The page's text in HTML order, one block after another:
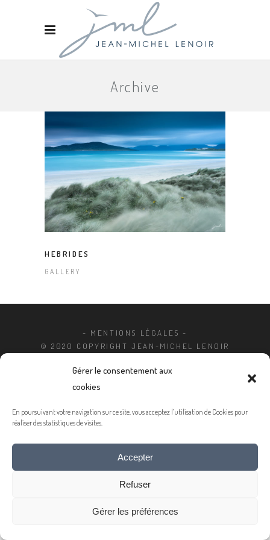
Gérer le consentement aux
cookies
En poursuivant votre navigation sur ce site, vous acceptez l’utilisation de Cookies pour
réaliser des statistiques de visites.
Accepter
Refuser
Gérer les préférences
Archive
HEBRIDES
GALLERY
- MENTIONS LÉGALES -
© 2020 COPYRIGHT JEAN-MICHEL LENOIR